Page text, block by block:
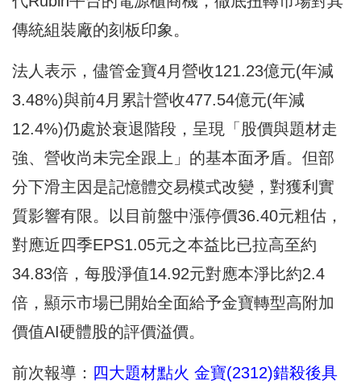
傳統組裝廠的刻板印象。
法人表示，儘管金寶4月營收121.23億元(年減
3.48%)與前4月累計營收477.54億元(年減
12.4%)仍處於衰退階段，呈現「股價與題材走
強、營收尚未完全跟上」的基本面矛盾。但部
分下滑主因是記憶體交易模式改變，對獲利實
質影響有限。以目前盤中漲停價36.40元粗估，
對應近四季EPS1.05元之本益比已拉高至約
34.83倍，每股淨值14.92元對應本淨比約2.4
倍，顯示市場已開始全面給予金寶轉型高附加
價值AI硬體股的評價溢價。
前次報導： 四大題材點火 金寶(2312)錯殺後具